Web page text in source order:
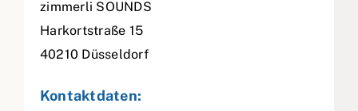
zimmerli SOUNDS
Harkortstraße 15
40210 Düsseldorf
Kontaktdaten: